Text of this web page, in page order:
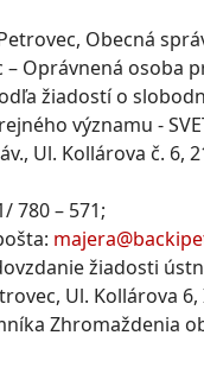
Obecná
– Oprávnená osoba
žiadostí o
významu -
Ul. Kollárova č. 6,
780 – 571;
žiadosti
Ul. Kollárova
Zhromaždenia